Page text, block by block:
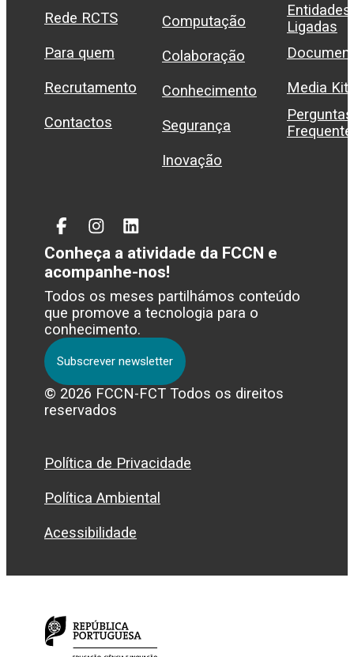
Rede RCTS
Para quem
Recrutamento
Contactos
Computação
Colaboração
Conhecimento
Segurança
Inovação
Entidades
Ligadas
Media Kit
Perguntas
FacebookInstagram
Linked
In
Conheça a atividade da FCCN e
acompanhe-nos!
Todos os meses partilhámos conteúdo
que promove a tecnologia para o
conhecimento.
Subscrever newsletter
© 2026 FCCN-FCT Todos os direitos
reservados
Política de Privacidade
Política Ambiental
Acessibilidade